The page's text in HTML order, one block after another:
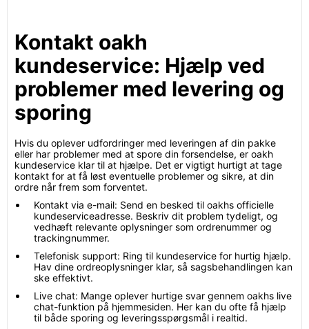
Kontakt oakh
kundeservice: Hjælp ved
problemer med levering og
sporing
Hvis du oplever udfordringer med leveringen af din pakke
eller har problemer med at spore din forsendelse, er oakh
kundeservice klar til at hjælpe. Det er vigtigt hurtigt at tage
kontakt for at få løst eventuelle problemer og sikre, at din
ordre når frem som forventet.
Kontakt via e-mail: Send en besked til oakhs officielle
kundeserviceadresse. Beskriv dit problem tydeligt, og
vedhæft relevante oplysninger som ordrenummer og
trackingnummer.
Telefonisk support: Ring til kundeservice for hurtig hjælp.
Hav dine ordreoplysninger klar, så sagsbehandlingen kan
ske effektivt.
Live chat: Mange oplever hurtige svar gennem oakhs live
chat-funktion på hjemmesiden. Her kan du ofte få hjælp
til både sporing og leveringsspørgsmål i realtid.